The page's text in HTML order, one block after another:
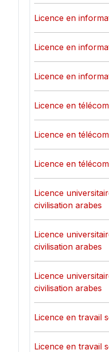
Licence en
Licence en
Licence en
Licence en
Licence en
Licence en
Licence
civilisation arabes
Licence
civilisation arabes
Licence
civilisation arabes
Licence en travail
Licence en travail